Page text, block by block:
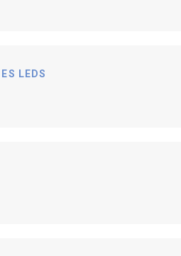
LEDS